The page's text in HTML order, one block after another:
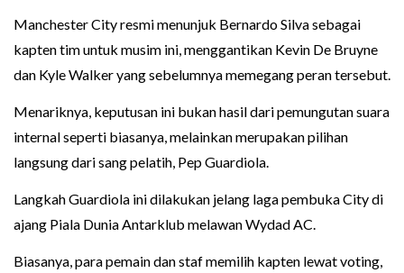
Manchester City resmi menunjuk Bernardo Silva sebagai
kapten tim untuk musim ini, menggantikan Kevin De Bruyne
dan Kyle Walker yang sebelumnya memegang peran tersebut.
Menariknya, keputusan ini bukan hasil dari pemungutan suara
internal seperti biasanya, melainkan merupakan pilihan
langsung dari sang pelatih, Pep Guardiola.
Langkah Guardiola ini dilakukan jelang laga pembuka City di
ajang Piala Dunia Antarklub melawan Wydad AC.
Biasanya, para pemain dan staf memilih kapten lewat voting,